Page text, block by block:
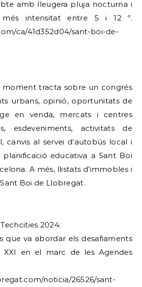
amb lleugera pluja nocturna i
més intensitat entre 5 i 12 º.
ca/41d352d04/sant-boi-de-
moment tracta sobre un congrés
urbans, opinió, oportunitats de
en venda, mercats i centres
esdeveniments, activitats de
canvis al servei d’autobús local i
educativa a Sant Boi
A més, llistats d’immobles i
Boi de Llobregat.
2024:
que va abordar els desafiaments
XXI en el marc de les Agendes
noticia/26526/sant-